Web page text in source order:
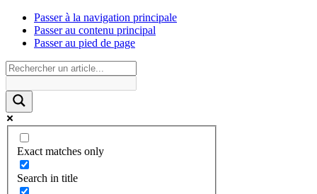
Passer à la navigation principale
Passer au contenu principal
Passer au pied de page
Exact matches only
Search in title